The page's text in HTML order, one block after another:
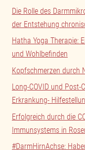
Die Rolle des
der Entstehung
Hatha Yoga Therapie:
und Wohlbefinden
Kopfschmerzen durch
Long-COVID und Post-
Erkrankung-
Erfolgreich durch die
Immunsystems in
#DarmHirnAchse: